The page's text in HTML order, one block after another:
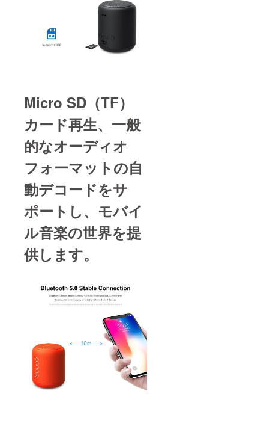
Micro SD（TF）
カード再生、一般
的なオーディオ
フォーマットの自
動デコードをサ
ポートし、 モバイ
ル音楽の世界を提
供します。